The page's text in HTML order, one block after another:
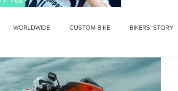
WORLDWIDE CUSTOM BIKE BIKERS' STORY